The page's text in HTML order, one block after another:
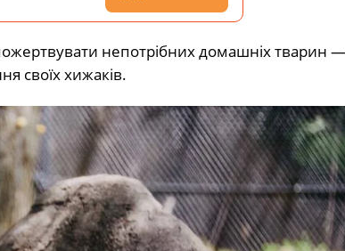
непотрібних домашніх тварин
своїх хижаків.